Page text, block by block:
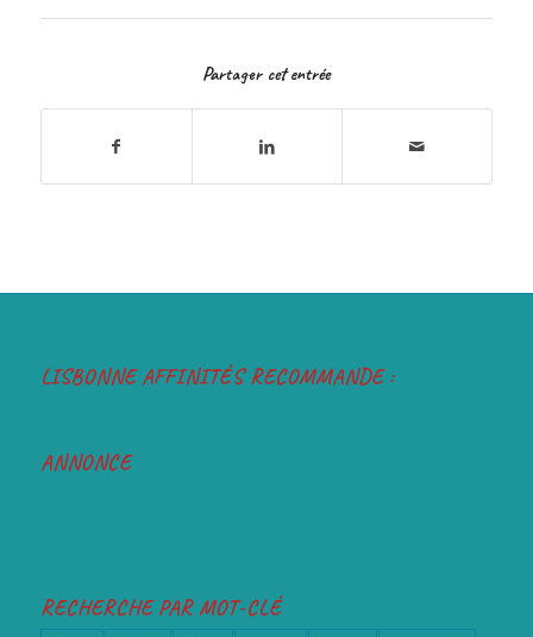
Partager cet entrée
LISBONNE AFFINITÉS RECOMMANDE :
ANNONCE
RECHERCHE PAR MOT-CLÉ